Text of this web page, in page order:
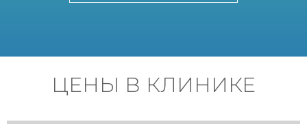
ЦЕНЫ В КЛИНИКЕ